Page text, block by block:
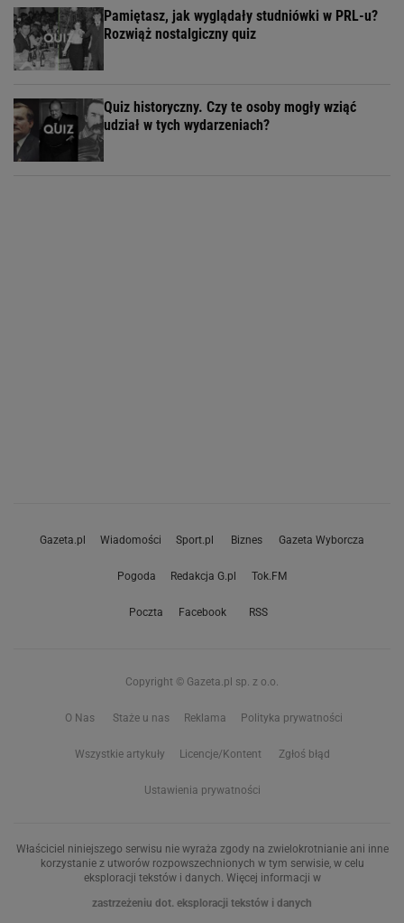
Pamiętasz, jak wyglądały studniówki w PRL-u?
Rozwiąż nostalgiczny quiz
Quiz historyczny. Czy te osoby mogły wziąć
udział w tych wydarzeniach?
Gazeta.pl Wiadomości Sport.pl Biznes Gazeta Wyborcza
Pogoda Redakcja G.pl Tok.FM
Poczta Facebook RSS
Copyright © Gazeta.pl sp. z o.o.
O Nas Staże u nas Reklama Polityka prywatności
Wszystkie artykuły Licencje/Kontent Zgłoś błąd
Ustawienia prywatności
Właściciel niniejszego serwisu nie wyraża zgody na zwielokrotnianie ani inne
korzystanie z utworów rozpowszechnionych w tym serwisie, w celu
eksploracji tekstów i danych. Więcej informacji w
zastrzeżeniu dot. eksploracji tekstów i danych